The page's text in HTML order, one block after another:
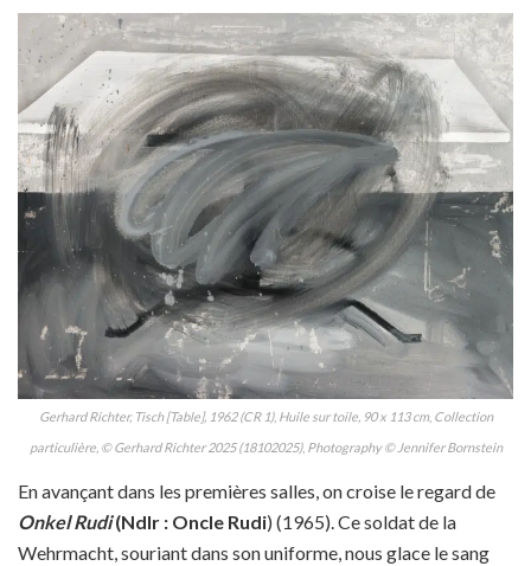
Gerhard Richter, Tisch [Table], 1962 (CR 1), Huile sur toile, 90 x 113 cm, Collection
particulière, © Gerhard Richter 2025 (18102025), Photography © Jennifer Bornstein
En avançant dans les premières salles, on croise le regard de
Onkel Rudi(Ndlr : Oncle Rudi) (1965). Ce soldat de la
Wehrmacht, souriant dans son uniforme, nous glace le sang